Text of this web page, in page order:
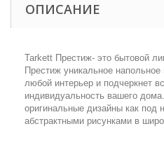
ОПИСАНИЕ
Tarkett Престиж- это бытовой
Престиж уникальное
любой интерьер и подчеркнет
индивидуальность вашего
оригинальные дизайны как под
абстрактными рисунками в